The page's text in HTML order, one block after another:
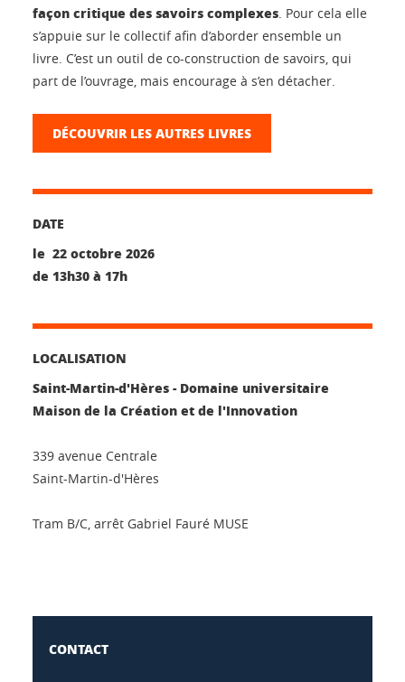
façon critique des savoirs complexes . Pour cela elle
s’appuie sur le collectif afin d’aborder ensemble un
livre. C’est un outil de co-construction de savoirs, qui
part de l’ouvrage, mais encourage à s’en détacher.
DÉCOUVRIR LES AUTRES LIVRES
DATE
le 22 octobre 2026
de 13h30 à 17h
LOCALISATION
Saint-Martin-d'Hères - Domaine universitaire
Maison de la Création et de l'Innovation
339 avenue Centrale
Saint-Martin-d'Hères
Tram B/C, arrêt Gabriel Fauré MUSE
CONTACT